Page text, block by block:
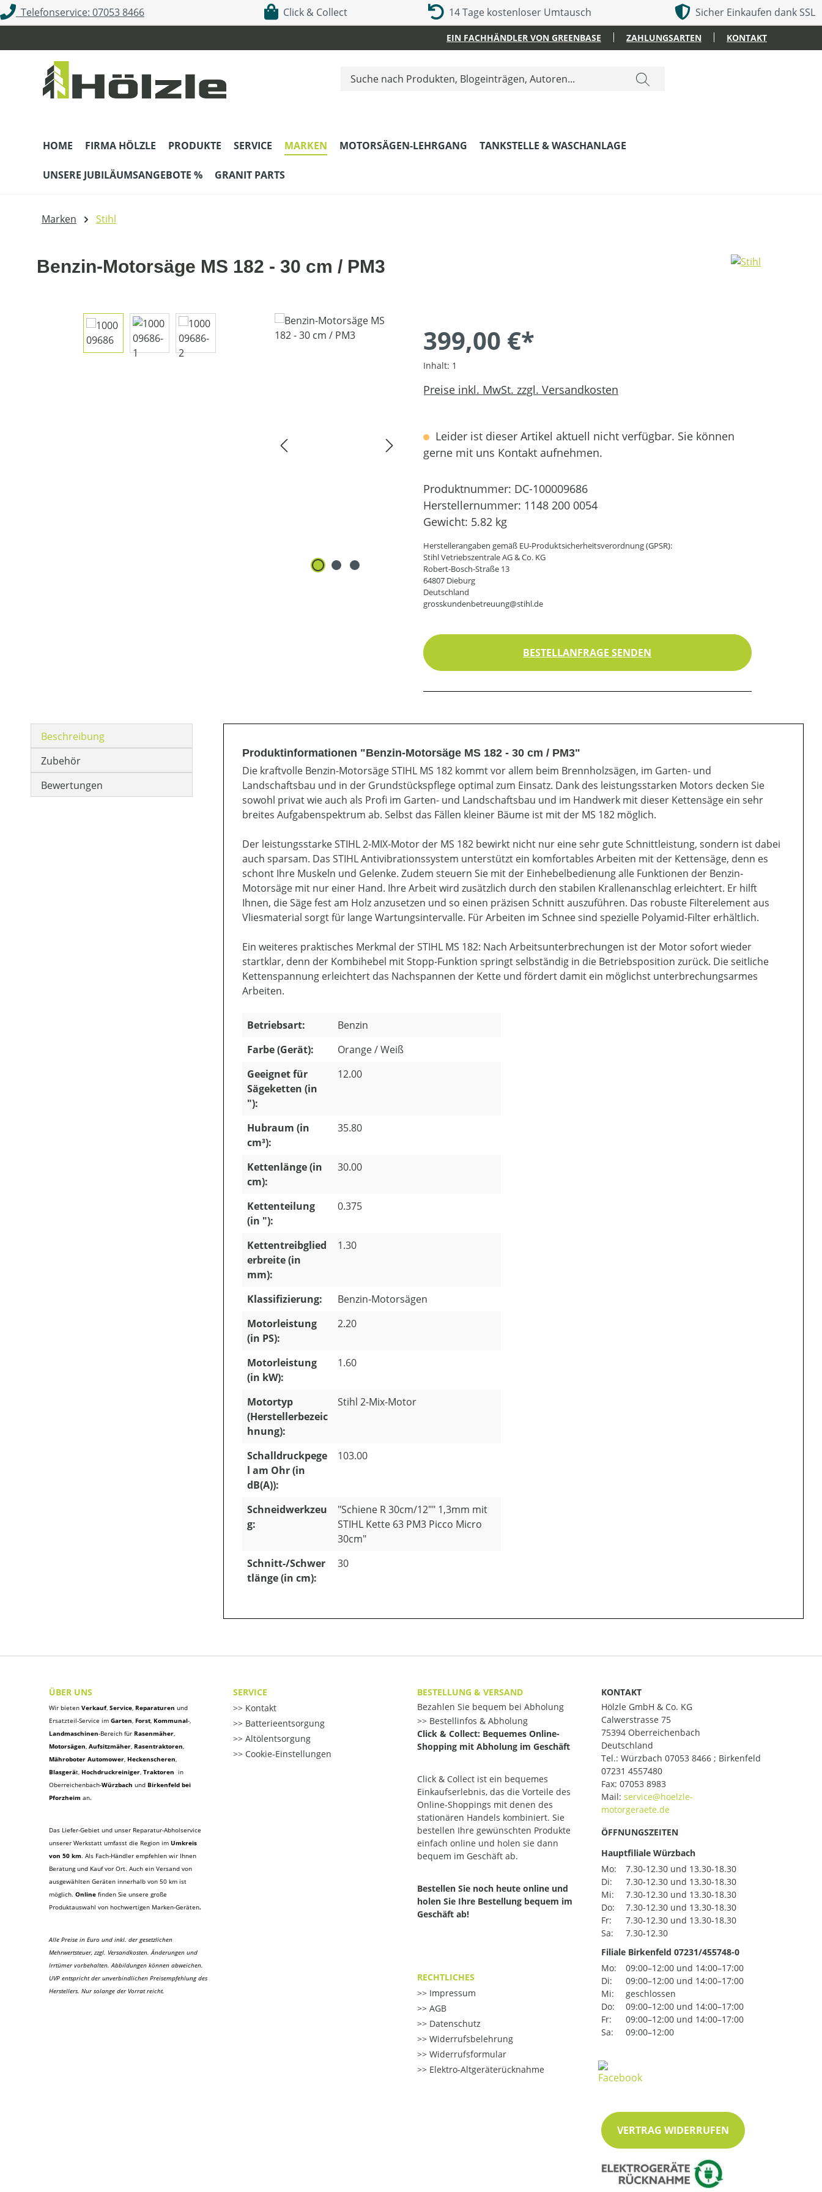
Hauptinhalt springen
Zur Suche springen
Zur Hauptnavigation springen
Telefonservice: 07053 8466 Click & Collect 14 Tage kostenloser Umtausch Sicher Einkaufen dank SSL
EIN FACHHÄNDLER VON GREENBASE ZAHLUNGSARTEN KONTAKT
HOME FIRMA HÖLZLE PRODUKTE SERVICE MARKEN MOTORSÄGEN-LEHRGANG TANKSTELLE & WASCHANLAGE
UNSERE JUBILÄUMSANGEBOTE % GRANIT PARTS
Marken Stihl
Benzin-Motorsäge MS 182 - 30 cm / PM3
Bildergalerie überspringen
399,00 €*
Inhalt: 1
Preise inkl. MwSt. zzgl. Versandkosten
Leider ist dieser Artikel aktuell nicht verfügbar. Sie können
gerne mit uns Kontakt aufnehmen.
Produktnummer: DC-100009686
Herstellernummer: 1148 200 0054
Gewicht: 5.82 kg
Herstellerangaben gemäß EU-Produktsicherheitsverordnung (GPSR):
Stihl Vetriebszentrale AG & Co. KG
Robert-Bosch-Straße 13
64807 Dieburg
Deutschland
grosskundenbetreuung@stihl.de
BESTELLANFRAGE SENDEN
Beschreibung
Zubehör
Bewertungen
Produktinformationen "Benzin-Motorsäge MS 182 - 30 cm / PM3"
Die kraftvolle Benzin-Motorsäge STIHL MS 182 kommt vor allem beim Brennholzsägen, im Garten- und
Landschaftsbau und in der Grundstückspflege optimal zum Einsatz. Dank des leistungsstarken Motors decken Sie
sowohl privat wie auch als Profi im Garten- und Landschaftsbau und im Handwerk mit dieser Kettensäge ein sehr
breites Aufgabenspektrum ab. Selbst das Fällen kleiner Bäume ist mit der MS 182 möglich.
Der leistungsstarke STIHL 2-MIX-Motor der MS 182 bewirkt nicht nur eine sehr gute Schnittleistung, sondern ist dabei
auch sparsam. Das STIHL Antivibrationssystem unterstützt ein komfortables Arbeiten mit der Kettensäge, denn es
schont Ihre Muskeln und Gelenke. Zudem steuern Sie mit der Einhebelbedienung alle Funktionen der Benzin-
Motorsäge mit nur einer Hand. Ihre Arbeit wird zusätzlich durch den stabilen Krallenanschlag erleichtert. Er hilft
Ihnen, die Säge fest am Holz anzusetzen und so einen präzisen Schnitt auszuführen. Das robuste Filterelement aus
Vliesmaterial sorgt für lange Wartungsintervalle. Für Arbeiten im Schnee sind spezielle Polyamid-Filter erhältlich.
Ein weiteres praktisches Merkmal der STIHL MS 182: Nach Arbeitsunterbrechungen ist der Motor sofort wieder
startklar, denn der Kombihebel mit Stopp-Funktion springt selbständig in die Betriebsposition zurück. Die seitliche
Kettenspannung erleichtert das Nachspannen der Kette und fördert damit ein möglichst unterbrechungsarmes
Arbeiten.
Betriebsart:
Benzin
Farbe (Gerät):
Orange / Weiß
Geeignet für
Sägeketten (in
"):
12.00
Hubraum (in
cm³):
35.80
Kettenlänge (in
cm):
30.00
Kettenteilung
(in "):
0.375
Kettentreibglied
erbreite (in
mm):
1.30
Klassifizierung:
Benzin-Motorsägen
Motorleistung
(in PS):
2.20
Motorleistung
(in kW):
1.60
Motortyp
(Herstellerbezeic
hnung):
Stihl 2-Mix-Motor
Schalldruckpege
l am Ohr (in
dB(A)):
103.00
Schneidwerkzeu
g:
"Schiene R 30cm/12"" 1,3mm mit
STIHL Kette 63 PM3 Picco Micro
30cm"
Schnitt-/Schwer
tlänge (in cm):
30
ÜBER UNS
Wir bieten Verkauf, Service, Reparaturen und
Ersatzteil-Service im Garten, Forst, Kommunal-,
Landmaschinen-Bereich für Rasenmäher,
Motorsägen, Aufsitzmäher, Rasentraktoren,
Mähroboter Automower, Heckenscheren,
Blasgerät, Hochdruckreiniger, Traktoren in
Oberreichenbach-Würzbach und Birkenfeld bei
Pforzheim an.
Das Liefer-Gebiet und unser Reparatur-Abholservice
unserer Werkstatt umfasst die Region im Umkreis
von 50 km. Als Fach-Händler empfehlen wir Ihnen
Beratung und Kauf vor Ort. Auch ein Versand von
ausgewählten Geräten innerhalb von 50 km ist
möglich. Online finden Sie unsere große
Produktauswahl von hochwertigen Marken-Geräten.
Alle Preise in Euro und inkl. der gesetzlichen
Mehrwertsteuer, zzgl. Versandkosten. Änderungen und
Irrtümer vorbehalten. Abbildungen können abweichen.
UVP entspricht der unverbindlichen Preisempfehlung des
Herstellers. Nur solange der Vorrat reicht.
SERVICE
Kontakt
Batterieentsorgung
Altölentsorgung
Cookie-Einstellungen
BESTELLUNG & VERSAND
Bezahlen Sie bequem bei Abholung
Bestellinfos & Abholung
Click & Collect: Bequemes Online-
Shopping mit Abholung im Geschäft
Click & Collect ist ein bequemes
Einkaufserlebnis, das die Vorteile des
Online-Shoppings mit denen des
stationären Handels kombiniert. Sie
bestellen Ihre gewünschten Produkte
einfach online und holen sie dann
bequem im Geschäft ab.
Bestellen Sie noch heute online und
holen Sie Ihre Bestellung bequem im
Geschäft ab!
RECHTLICHES
Impressum
AGB
Datenschutz
Widerrufsbelehrung
Widerrufsformular
Elektro-Altgeräterücknahme
KONTAKT
Hölzle GmbH & Co. KG
Calwerstrasse 75
75394 Oberreichenbach
Deutschland
Tel.: Würzbach 07053 8466 ; Birkenfeld
07231 4557480
Fax: 07053 8983
Mail:
ÖFFNUNGSZEITEN
Hauptfiliale Würzbach
Mo:
7.30-12.30 und 13.30-18.30
Di:
7.30-12.30 und 13.30-18.30
Mi:
7.30-12.30 und 13.30-18.30
Do:
7.30-12.30 und 13.30-18.30
Fr:
7.30-12.30 und 13.30-18.30
Sa:
7.30-12.30
Filiale Birkenfeld 07231/455748-0
Mo:
09:00–12:00 und 14:00–17:00
Di:
09:00–12:00 und 14:00–17:00
Mi:
geschlossen
Do:
09:00–12:00 und 14:00–17:00
Fr:
09:00–12:00 und 14:00–17:00
Sa:
09:00–12:00
VERTRAG WIDERRUFEN